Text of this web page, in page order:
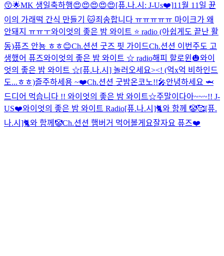
😙🌟MK 생일축하행😍😍😍😍😍[퓨.나.시: J-Us❤️]11월 11일 뀬
이의 가래떡 간식 만들기 🐱죄송합니다 ㅠㅠㅠㅠㅠ 마이크가 왜
안돼지 ㅠㅠㅜ와이엇의 좋은 밤 와이트 ⭐️ radio (아쉽게도 끝난 활
동)퓨즈 안뇽 ㅎㅎ😊Ch.션션 굿즈 핏 가이드Ch.션션 이번주도 고
생했어 퓨즈와이엇의 좋은 밤 와이트 ☆ radio해피 할로윈🎃와이
엇의 좋은 밤 와이트 ☆[퓨.나.시] 놀러오세요><! (억x억 비하인드
도...ㅎㅎ)즐주하세용 ~❤️Ch.션션 굿밤온코노!!🎤안녕하세요 🦈
드디어 먹습니다 !! 와이엇의 좋은 밤 와이트☆주말이다아~~~!! J-
US❤️와이엇의 좋은 밤 와이트 Radio[퓨.나.시]🐈와 함께 🤡🥰[퓨.
나.시]🐈와 함께🤡Ch.션션 햄버거 먹어볼게요잘자요 퓨즈❤️